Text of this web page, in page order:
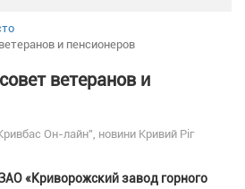
и пенсионеров
ветеранов и
Он-лайн", новини Кривий Ріг
«Криворожский завод горного